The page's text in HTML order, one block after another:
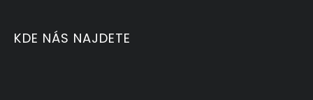
KDE NÁS NAJDETE